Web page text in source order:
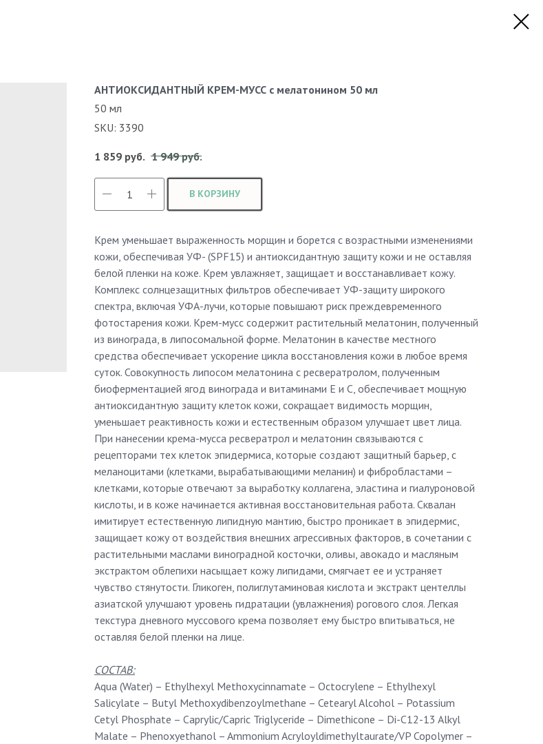
АНТИОКСИДАНТНЫЙ КРЕМ-МУСС с мелатонином 50 мл
50 мл
SKU: 3390
1 859 руб. 1 949 руб.
В КОРЗИНУ
Крем уменьшает выраженность морщин и борется с возрастными изменениями
кожи, обеспечивая УФ- (SPF15) и антиоксидантную защиту кожи и не оставляя
белой пленки на коже. Крем увлажняет, защищает и восстанавливает кожу.
Комплекс солнцезащитных фильтров обеспечивает УФ-защиту широкого
спектра, включая УФА-лучи, которые повышают риск преждевременного
фотостарения кожи. Крем-мусс содержит растительный мелатонин, полученный
из винограда, в липосомальной форме. Мелатонин в качестве местного
средства обеспечивает ускорение цикла восстановления кожи в любое время
суток. Совокупность липосом мелатонина с ресвератролом, полученным
биоферментацией ягод винограда и витаминами Е и С, обеспечивает мощную
антиоксидантную защиту клеток кожи, сокращает видимость морщин,
уменьшает реактивность кожи и естественным образом улучшает цвет лица.
При нанесении крема-мусса ресвератрол и мелатонин связываются с
рецепторами тех клеток эпидермиса, которые создают защитный барьер, с
меланоцитами (клетками, вырабатывающими меланин) и фибробластами –
клетками, которые отвечают за выработку коллагена, эластина и гиалуроновой
кислоты, и в коже начинается активная восстановительная работа. Сквалан
имитирует естественную липидную мантию, быстро проникает в эпидермис,
защищает кожу от воздействия внешних агрессивных факторов, в сочетании с
растительными маслами виноградной косточки, оливы, авокадо и масляным
экстрактом облепихи насыщает кожу липидами, смягчает ее и устраняет
чувство стянутости. Гликоген, полиглутаминовая кислота и экстракт центеллы
азиатской улучшают уровень гидратации (увлажнения) рогового слоя. Легкая
текстура дневного муссового крема позволяет ему быстро впитываться, не
оставляя белой пленки на лице.
СОСТАВ:
Aqua (Water) – Ethylhexyl Methoxycinnamate – Octocrylene – Ethylhexyl
Salicylate – Butyl Methoxydibenzoylmethane – Cetearyl Alcohol – Potassium
Cetyl Phosphate – Caprylic/Capric Triglyceride – Dimethicone – Di-C12-13 Alkyl
Malate – Phenoxyethanol – Ammonium Acryloyldimethyltaurate/VP Copolymer –